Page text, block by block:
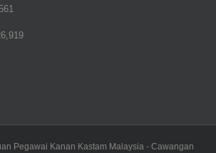
Pegawai Kanan Kastam Malaysia - Cawangan